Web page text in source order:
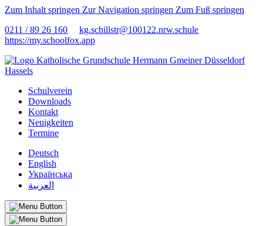
Zum Inhalt springen Zur Navigation springen Zum Fuß springen
0211 / 89 26 160
kg.schillstr@100122.nrw.schule
https://my.schoolfox.app
Schulverein
Downloads
Kontakt
Neuigkeiten
Termine
Deutsch
English
Українська
العربية